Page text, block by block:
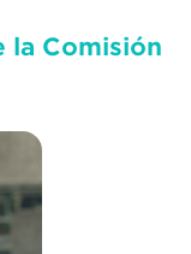
la Comisión